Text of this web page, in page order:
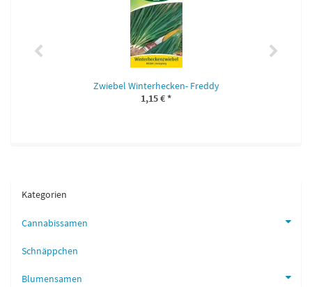
Zwiebel Winterhecken- Freddy
1,15 €*
Kategorien
Cannabissamen
Schnäppchen
Blumensamen